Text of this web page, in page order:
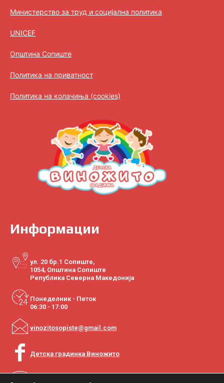
Министерство за труд и социјална политика
UNICEF
Општина Сопиште
Политика на приватност
Политика на колачиња (cookies)
Информации
ул. 20 бр.1 Сопиште,
1054, Општина Сопиште
Република Северна Македонија
Понеделник - Петок
06:30 - 17:00
vinozitosopiste@gmail.com
Детска градинка Виножито